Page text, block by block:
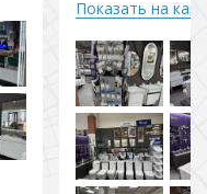
Показать на